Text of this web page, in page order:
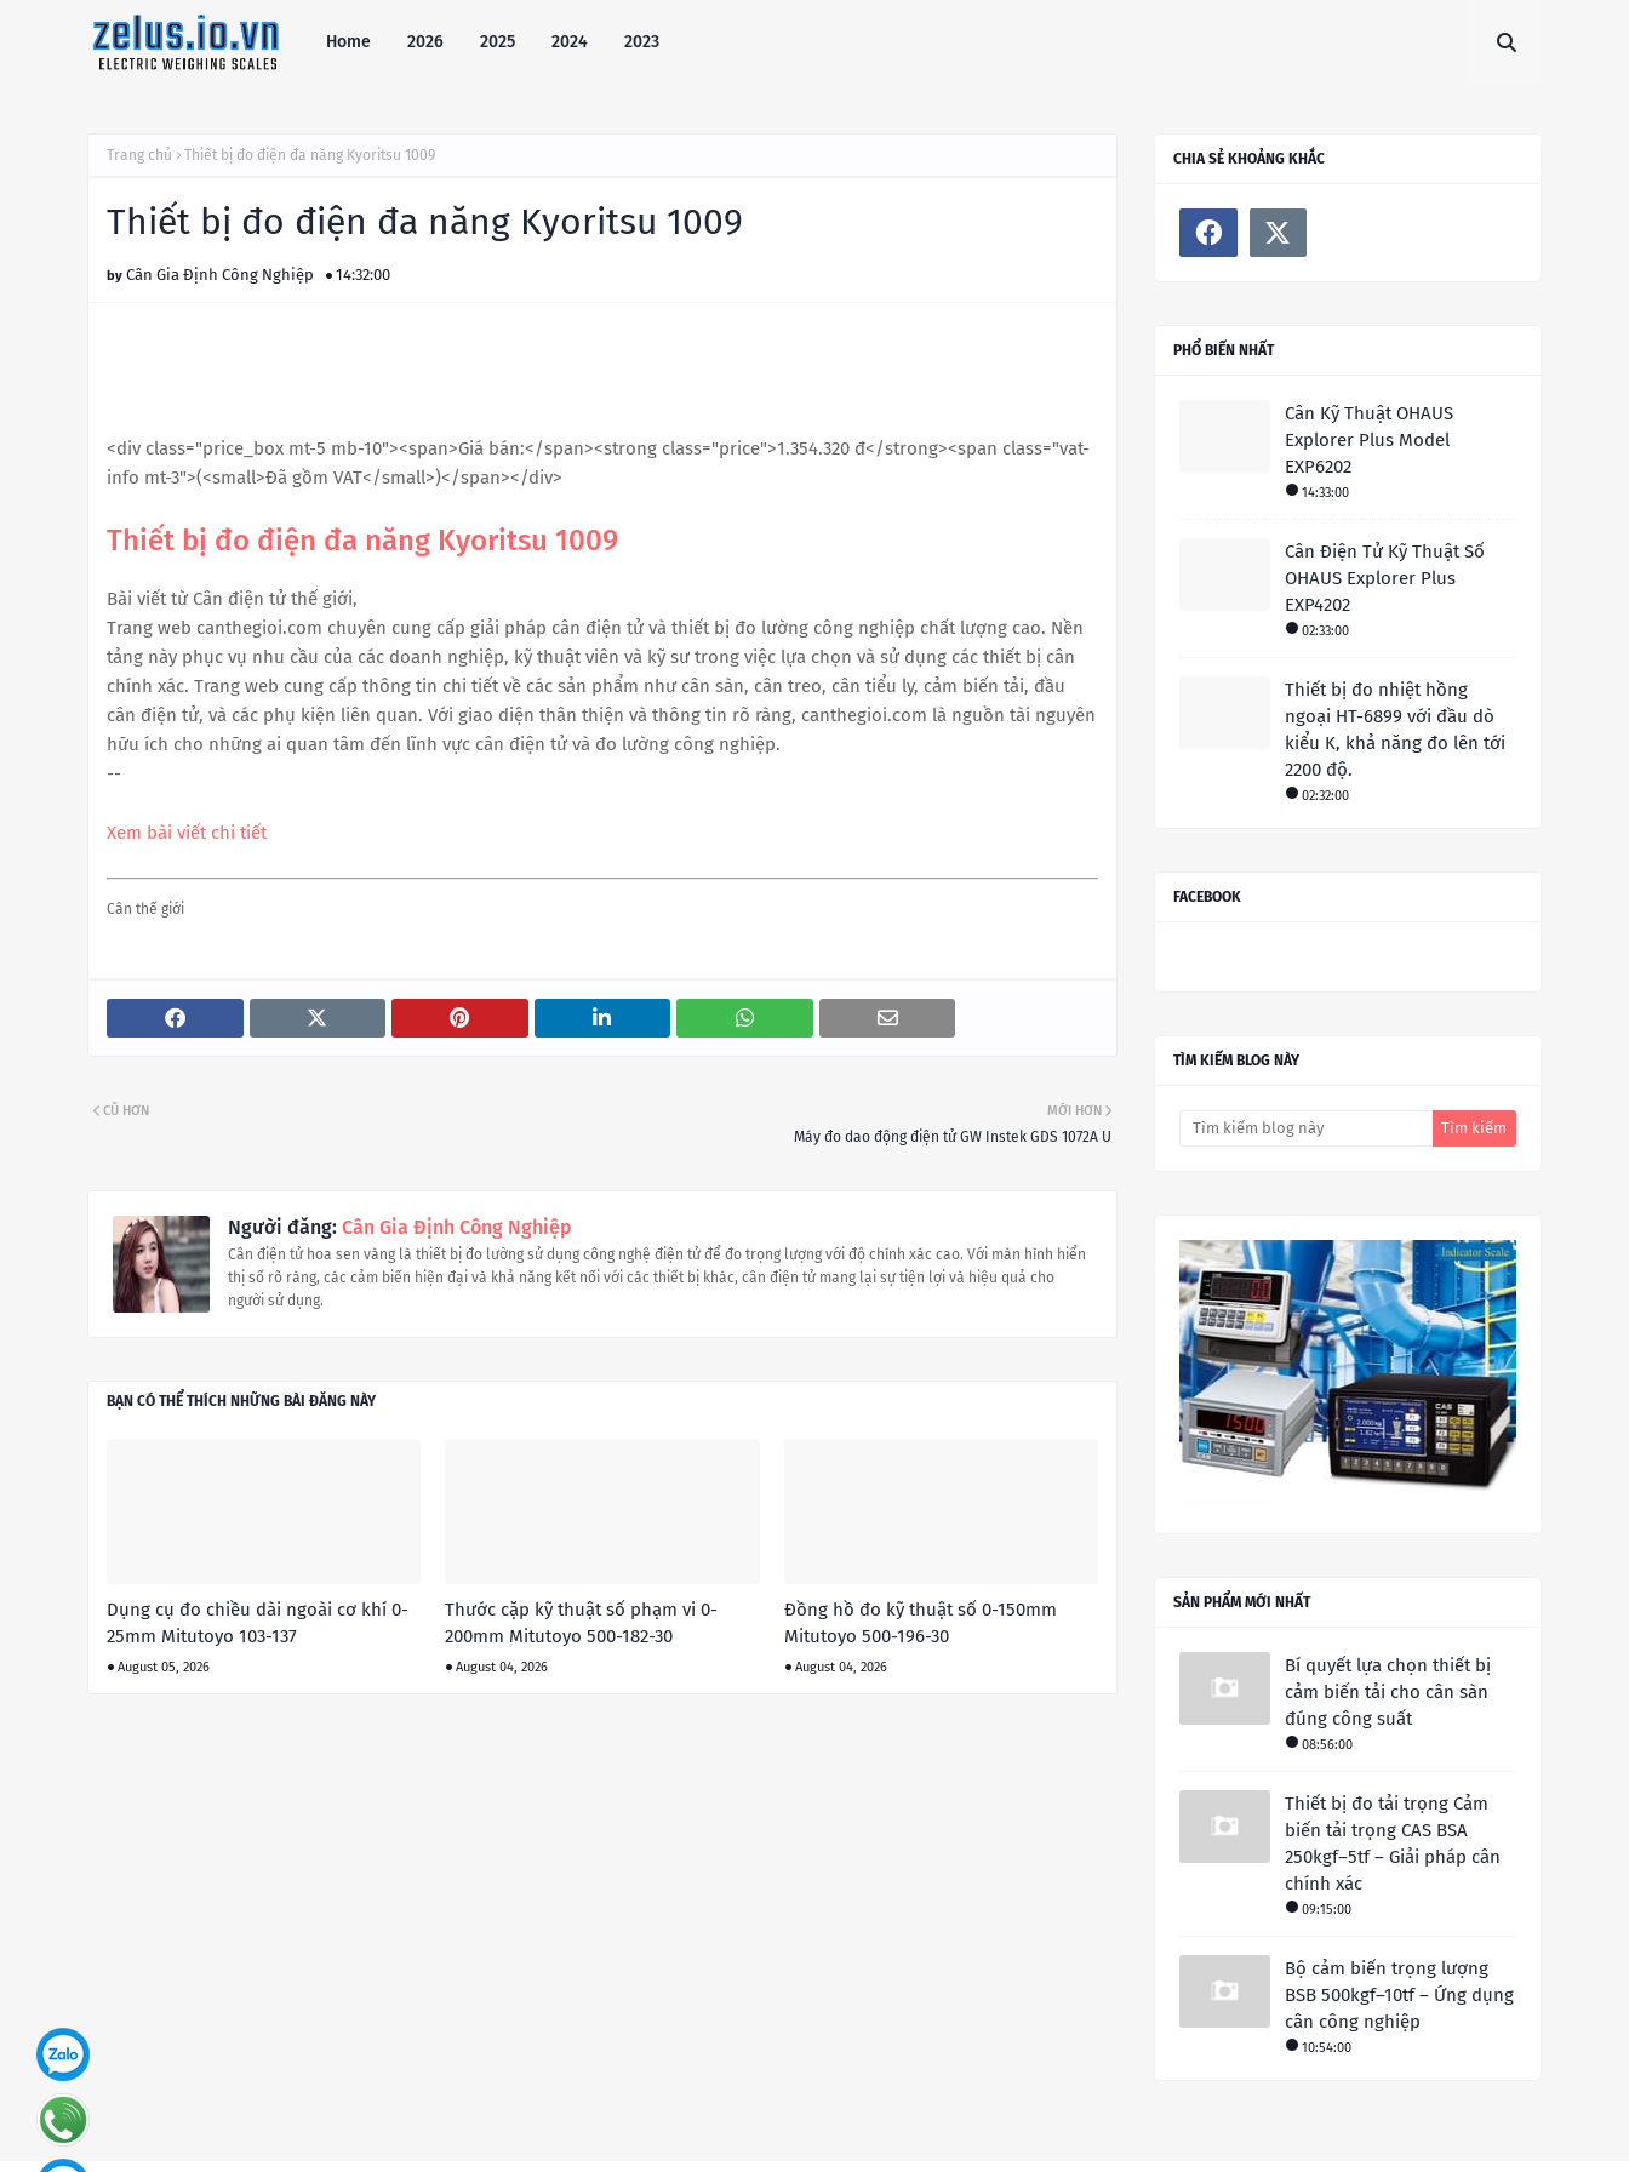
Home 2026 2025 2024 2023
Trang chủ Thiết bị đo điện đa năng Kyoritsu 1009
Thiết bị đo điện đa năng Kyoritsu 1009
Cân Gia Định Công Nghiệp 14:32:00
<div class="price_box mt-5 mb-10"><span>Giá bán:</span><strong class="price">1.354.320 đ</strong><span class="vat-
info mt-3">(<small>Đã gồm VAT</small>)</span></div>
Thiết bị đo điện đa năng Kyoritsu 1009
Bài viết từ Cân điện tử thế giới,
Trang web canthegioi.com chuyên cung cấp giải pháp cân điện tử và thiết bị đo lường công nghiệp chất lượng cao. Nền
tảng này phục vụ nhu cầu của các doanh nghiệp, kỹ thuật viên và kỹ sư trong việc lựa chọn và sử dụng các thiết bị cân
chính xác. Trang web cung cấp thông tin chi tiết về các sản phẩm như cân sàn, cân treo, cân tiểu ly, cảm biến tải, đầu
cân điện tử, và các phụ kiện liên quan. Với giao diện thân thiện và thông tin rõ ràng, canthegioi.com là nguồn tài nguyên
hữu ích cho những ai quan tâm đến lĩnh vực cân điện tử và đo lường công nghiệp.
--
Xem bài viết chi tiết
Cân thế giới
MỚI HƠN
Máy đo dao động điện tử GW Instek GDS 1072A U
CŨ HƠN
Người đăng: Cân Gia Định Công Nghiệp
Cân điện tử hoa sen vàng là thiết bị đo lường sử dụng công nghệ điện tử để đo trọng lượng với độ chính xác cao. Với màn hình hiển
thị số rõ ràng, các cảm biến hiện đại và khả năng kết nối với các thiết bị khác, cân điện tử mang lại sự tiện lợi và hiệu quả cho
người sử dụng.
BẠN CÓ THỂ THÍCH NHỮNG BÀI ĐĂNG NÀY
Dụng cụ đo chiều dài ngoài cơ khí 0-
25mm Mitutoyo 103-137
August 05, 2026
Thước cặp kỹ thuật số phạm vi 0-
200mm Mitutoyo 500-182-30
August 04, 2026
Đồng hồ đo kỹ thuật số 0-150mm
Mitutoyo 500-196-30
August 04, 2026
CHIA SẺ KHOẢNG KHẮC
PHỔ BIẾN NHẤT
Cân Kỹ Thuật OHAUS
Explorer Plus Model
EXP6202
14:33:00
Cân Điện Tử Kỹ Thuật Số
OHAUS Explorer Plus
EXP4202
02:33:00
Thiết bị đo nhiệt hồng
ngoại HT-6899 với đầu dò
kiểu K, khả năng đo lên tới
2200 độ.
02:32:00
FACEBOOK
TÌM KIẾM BLOG NÀY
SẢN PHẨM MỚI NHẤT
Bí quyết lựa chọn thiết bị
cảm biến tải cho cân sàn
đúng công suất
08:56:00
Thiết bị đo tải trọng Cảm
biến tải trọng CAS BSA
250kgf–5tf – Giải pháp cân
chính xác
09:15:00
Bộ cảm biến trọng lượng
BSB 500kgf–10tf – Ứng dụng
cân công nghiệp
10:54:00